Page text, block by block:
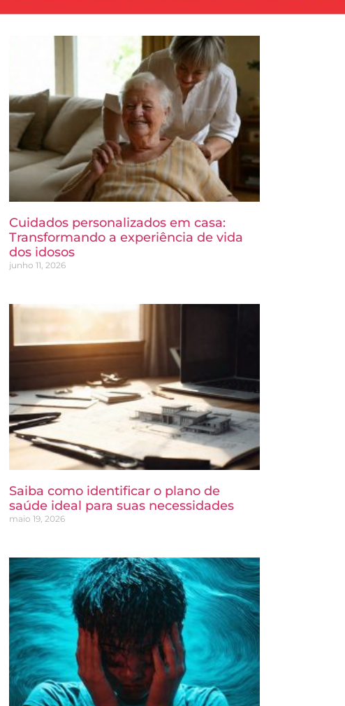
Cuidados personalizados em casa:
Transformando a experiência de vida
dos idosos
junho 11, 2026
Saiba como identificar o plano de
saúde ideal para suas necessidades
maio 19, 2026